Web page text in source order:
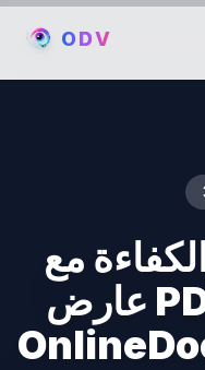
ODV
مع
عارض PDF المجاني على